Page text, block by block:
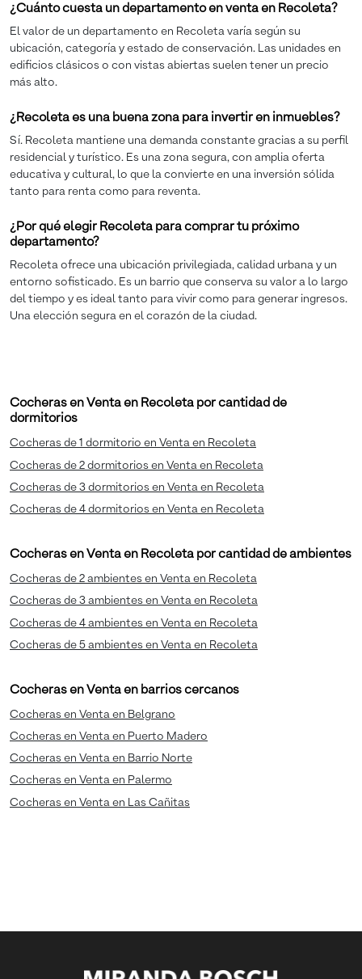
¿Cuánto cuesta un departamento en venta en Recoleta?
El valor de un departamento en Recoleta varía según su
ubicación, categoría y estado de conservación. Las unidades en
edificios clásicos o con vistas abiertas suelen tener un precio
más alto.
¿Recoleta es una buena zona para invertir en inmuebles?
Sí. Recoleta mantiene una demanda constante gracias a su perfil
residencial y turístico. Es una zona segura, con amplia oferta
educativa y cultural, lo que la convierte en una inversión sólida
tanto para renta como para reventa.
¿Por qué elegir Recoleta para comprar tu próximo
departamento?
Recoleta ofrece una ubicación privilegiada, calidad urbana y un
entorno sofisticado. Es un barrio que conserva su valor a lo largo
del tiempo y es ideal tanto para vivir como para generar ingresos.
Una elección segura en el corazón de la ciudad.
Cocheras en Venta en Recoleta por cantidad de
dormitorios
Cocheras de 1 dormitorio en Venta en Recoleta
Cocheras de 2 dormitorios en Venta en Recoleta
Cocheras de 3 dormitorios en Venta en Recoleta
Cocheras de 4 dormitorios en Venta en Recoleta
Cocheras en Venta en Recoleta por cantidad de ambientes
Cocheras de 2 ambientes en Venta en Recoleta
Cocheras de 3 ambientes en Venta en Recoleta
Cocheras de 4 ambientes en Venta en Recoleta
Cocheras de 5 ambientes en Venta en Recoleta
Cocheras en Venta en barrios cercanos
Cocheras en Venta en Belgrano
Cocheras en Venta en Puerto Madero
Cocheras en Venta en Barrio Norte
Cocheras en Venta en Palermo
Cocheras en Venta en Las Cañitas